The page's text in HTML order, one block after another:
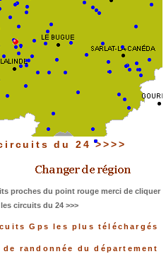
du 24 >>>>
proches du point rouge merci de cliquer
circuits du 24 >>>
Gps les plus téléchargés
randonnée du département